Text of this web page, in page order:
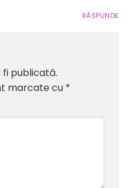
RĂSPUNDE
fi publicată.
marcate cu *